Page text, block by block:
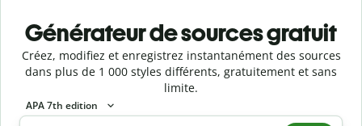
Générateur de sources gratuit
Créez, modifiez et enregistrez instantanément des sources
dans plus de 1 000 styles différents, gratuitement et sans
limite.
APA 7th edition